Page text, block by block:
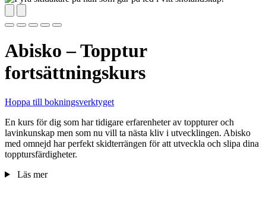
Abisko – Topptur
fortsättningskurs
Hoppa till bokningsverktyget
En kurs för dig som har tidigare erfarenheter av toppturer och
lavinkunskap men som nu vill ta nästa kliv i utvecklingen. Abisko
med omnejd har perfekt skidterrängen för att utveckla och slipa dina
topptursfärdigheter.
Läs mer